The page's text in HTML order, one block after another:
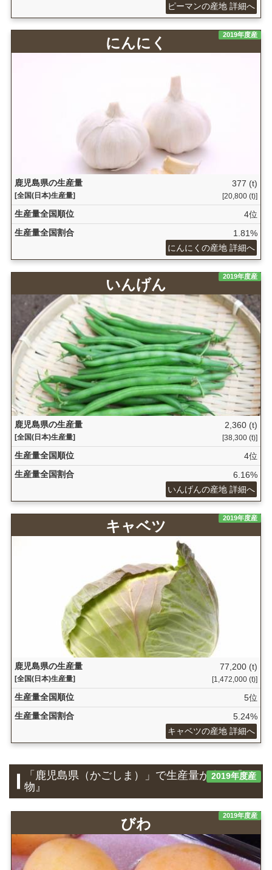
ピーマンの産地 詳細へ
2019年度産
にんにく
鹿児島県の生産量
[全国(日本)生産量]
377 (t)
[20,800 (t)]
生産量全国順位
4位
生産量全国割合
1.81%
にんにくの産地 詳細へ
2019年度産
いんげん
鹿児島県の生産量
[全国(日本)生産量]
2,360 (t)
[38,300 (t)]
生産量全国順位
4位
生産量全国割合
6.16%
いんげんの産地 詳細へ
2019年度産
キャベツ
鹿児島県の生産量
[全国(日本)生産量]
77,200 (t)
[1,472,000 (t)]
生産量全国順位
5位
生産量全国割合
5.24%
キャベツの産地 詳細へ
2019年度産
「鹿児島県（かごしま）」で生産量が多い『果
物』
2019年度産
びわ